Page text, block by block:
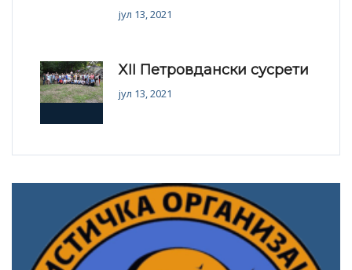
јул 13, 2021
XII Петровдански сусрети
јул 13, 2021